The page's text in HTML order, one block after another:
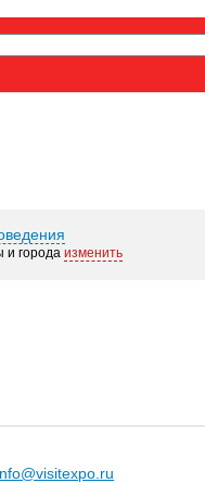
и города изменить